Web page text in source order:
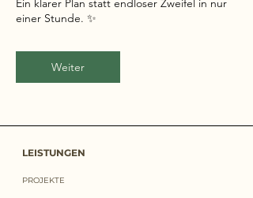
Ein klarer Plan statt endloser Zweifel in nur
einer Stunde. ✨
Weiter
LEISTUNGEN
PROJEKTE